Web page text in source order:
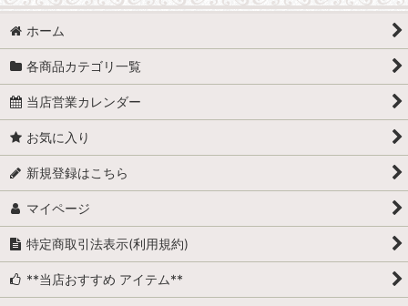
ホーム
各商品カテゴリ一覧
当店営業カレンダー
お気に入り
新規登録はこちら
マイページ
特定商取引法表示(利用規約)
**当店おすすめ アイテム**